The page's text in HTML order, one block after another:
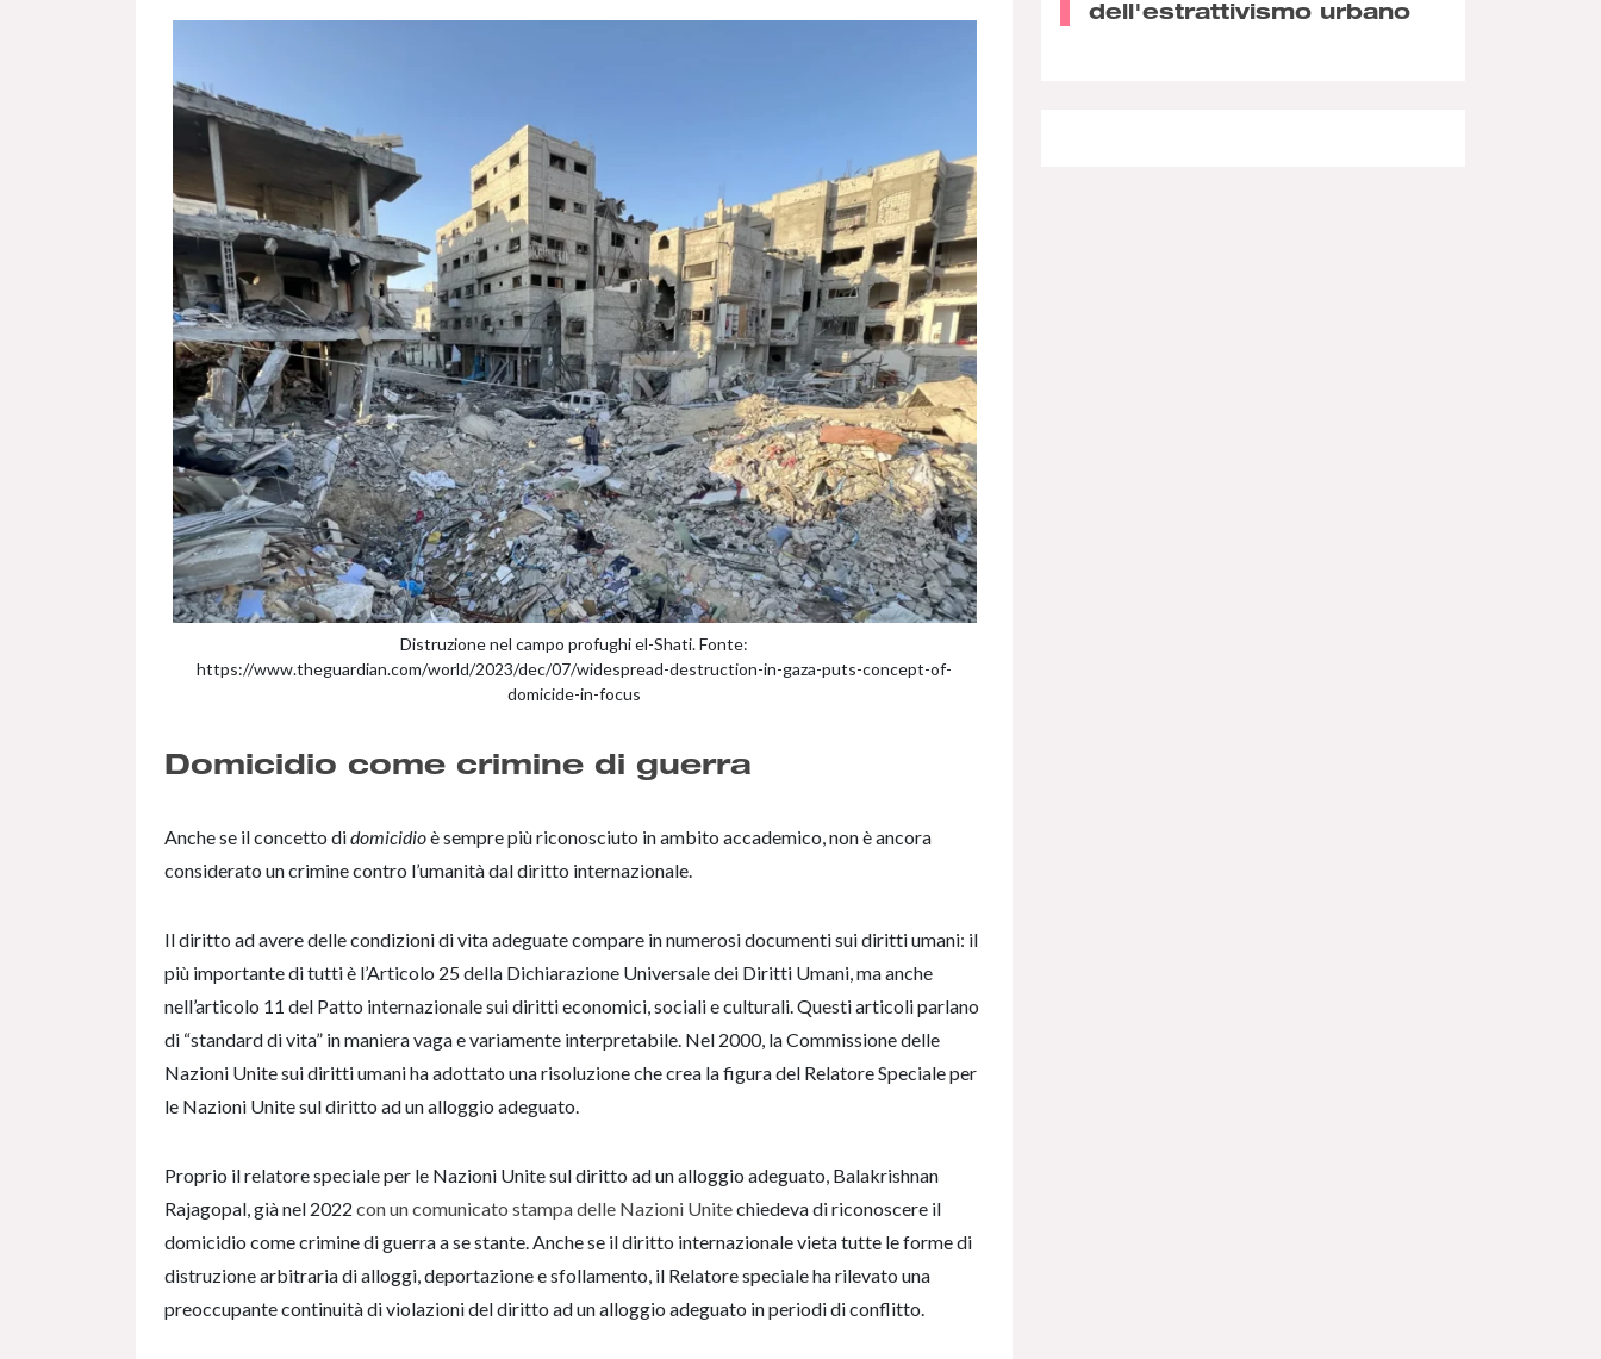
Distruzione nel campo profughi el-Shati. Fonte:
https://www.theguardian.com/world/2023/dec/07/widespread-destruction-in-gaza-puts-concept-of-
domicide-in-focus
Domicidio come crimine di guerra
Anche se il concetto didomicidioè sempre più riconosciuto in ambito accademico, non è ancora
considerato un crimine contro l’umanità dal diritto internazionale.
Il diritto ad avere delle condizioni di vita adeguate compare in numerosi documenti sui diritti umani: il
più importante di tutti è l’Articolo 25 della Dichiarazione Universale dei Diritti Umani, ma anche
nell’articolo 11 del Patto internazionale sui diritti economici, sociali e culturali. Questi articoli parlano
di “standard di vita” in maniera vaga e variamente interpretabile. Nel 2000, la Commissione delle
Nazioni Unite sui diritti umani ha adottato una risoluzione che crea la figura del Relatore Speciale per
le Nazioni Unite sul diritto ad un alloggio adeguato.
Proprio il relatore speciale per le Nazioni Unite sul diritto ad un alloggio adeguato, Balakrishnan
Rajagopal, già nel 2022 con un comunicato stampa delle Nazioni Unitechiedeva di riconoscere il
domicidio come crimine di guerra a se stante. Anche se il diritto internazionale vieta tutte le forme di
distruzione arbitraria di alloggi, deportazione e sfollamento, il Relatore speciale ha rilevato una
preoccupante continuità di violazioni del diritto ad un alloggio adeguato in periodi di conflitto.
dell'estrattivismo urbano